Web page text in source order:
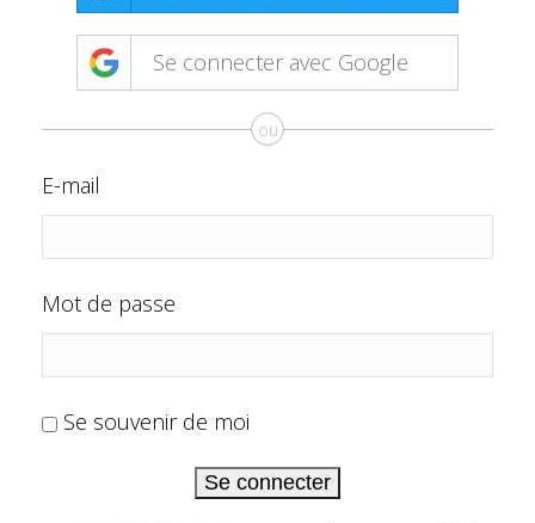
Se connecter avec Google
ou
E-mail
Mot de passe
Se souvenir de moi
Se connecter